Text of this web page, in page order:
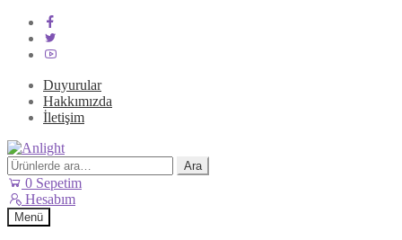
Duyurular
Hakkımızda
İletişim
Dolaşıma
geç
İçeriğe
geç
Ara: Ara
0 Sepetim
Hesabım
Menü